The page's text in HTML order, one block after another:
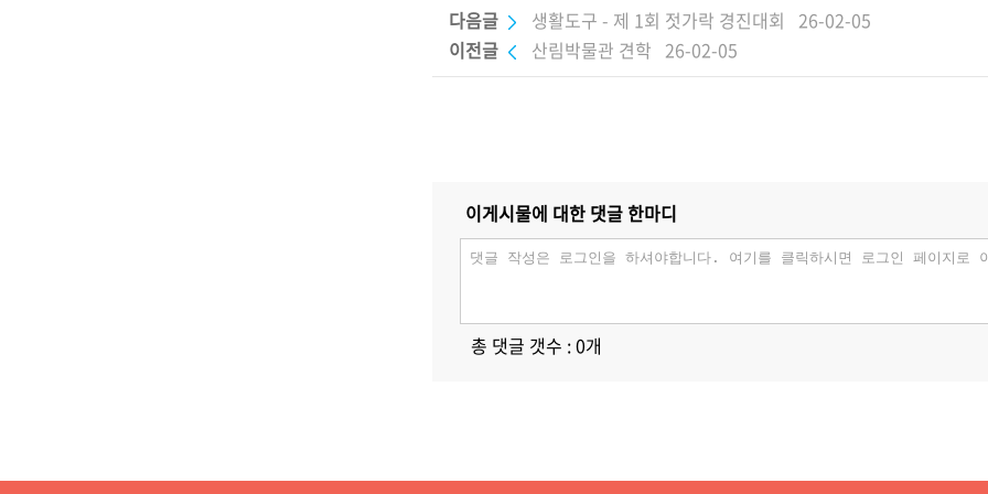
다음글 생활도구 - 제 1회 젓가락 경진대회
26-02-05
이전글
산림박물관 견학 26-02-05
이게시물에 대한 댓글 한마디
총 댓글 갯수 : 0개